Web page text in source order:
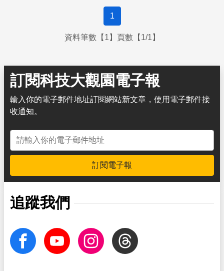
1
資料筆數【1】頁數【1/1】
訂閱科技大觀園電子報
輸入你的電子郵件地址訂閱網站新文章，使用電子郵件接
收通知。
電子郵件地址
訂閱電子報
追蹤我們
facebook Youtube InstagramThreads